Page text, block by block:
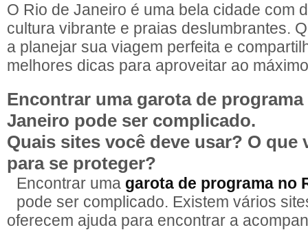
O Rio de Janeiro é uma bela cidade com
cultura vibrante e praias deslumbrantes.
a planejar sua viagem perfeita e
melhores dicas para aproveitar ao
Encontrar uma garota de
Janeiro pode ser complicado.
Quais sites você deve usar? O que
para se proteger?
Encontrar uma garota de programa no
pode ser complicado. Existem vários
oferecem ajuda para encontrar a